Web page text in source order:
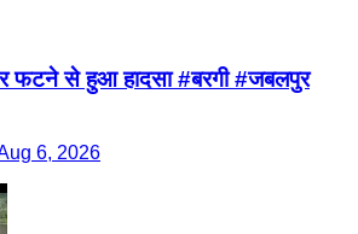
फटने से हुआ हादसा #बरगी #जबलपुर
6, 2026